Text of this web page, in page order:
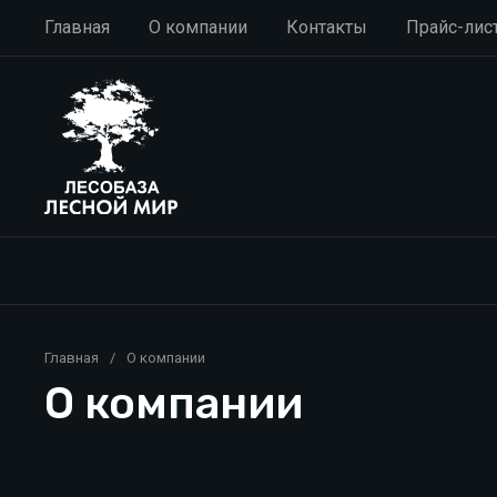
Главная О компании Контакты Прайс-
Главная / О компании
О компании